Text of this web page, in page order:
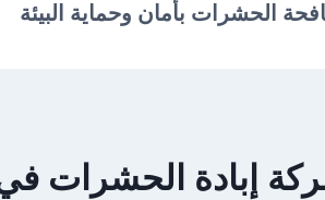
الحشرات بأمان وحماية البيئة
إبادة الحشرات